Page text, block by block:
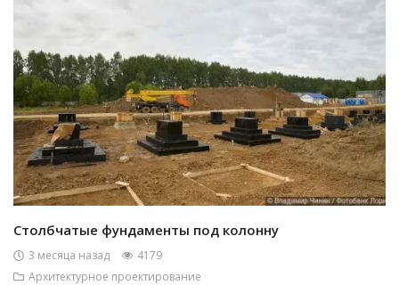
Столбчатые фундаменты под колонну
3 месяца назад
4179
Архитектурное проектирование